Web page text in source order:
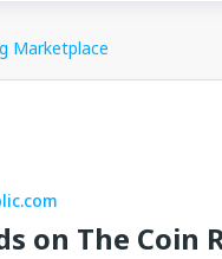
Marketplace
on The Coin